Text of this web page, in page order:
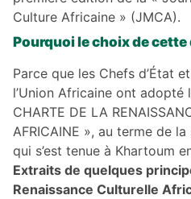
Culture Africaine » (JMCA).
Pourquoi le choix de cette
Parce que les Chefs d’État
l’Union Africaine ont
CHARTE DE LA
AFRICAINE », au terme de
qui s’est tenue à Khartoum
Extraits de quelques
Renaissance Culturelle